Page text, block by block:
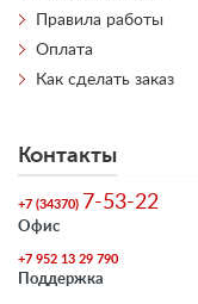
Правила работы
Оплата
Как сделать заказ
Контакты
+7 (34370) 7-53-22
Офис
+7 952 13 29 790
Поддержка